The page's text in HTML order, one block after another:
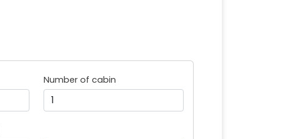
Number of cabin